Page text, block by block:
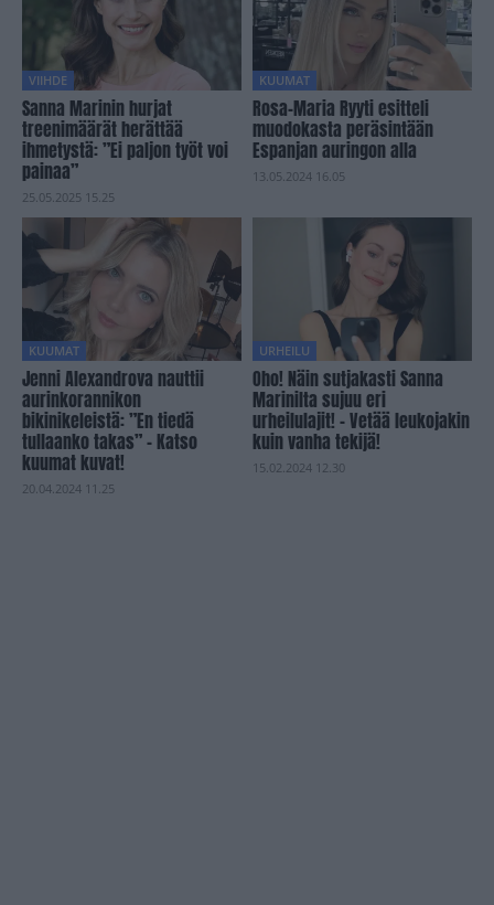
VIIHDE
Sanna Marinin hurjat
treenimäärät herättää
ihmetystä: ”Ei paljon työt voi
painaa”
25.05.2025 15.25
KUUMAT
Rosa-Maria Ryyti esitteli
muodokasta peräsintään
Espanjan auringon alla
13.05.2024 16.05
KUUMAT
Jenni Alexandrova nauttii
aurinkorannikon
bikinikeleistä: ”En tiedä
tullaanko takas” – Katso
kuumat kuvat!
20.04.2024 11.25
URHEILU
Oho! Näin sutjakasti Sanna
Marinilta sujuu eri
urheilulajit! – Vetää leukojakin
kuin vanha tekijä!
15.02.2024 12.30